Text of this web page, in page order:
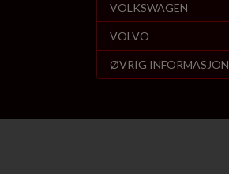
VOLKSWAGEN
VOLVO
ØVRIG INFORMASJON